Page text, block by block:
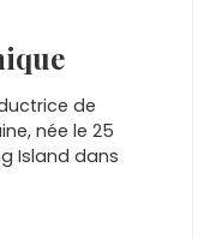
de
née le 25
Island dans